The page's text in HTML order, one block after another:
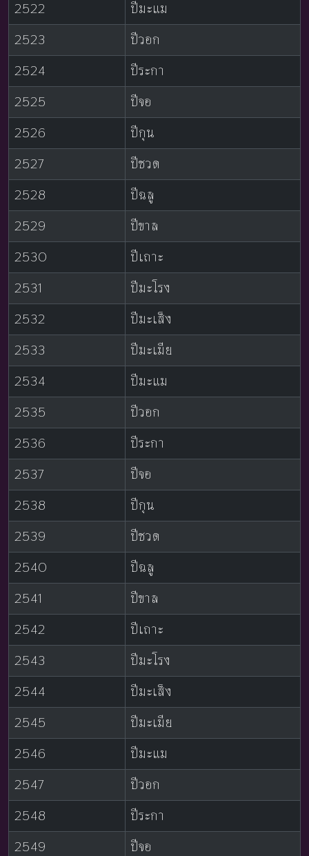
2522
ปีมะแม
2523
ปีวอก
2524
ปีระกา
2525
ปีจอ
2526
ปีกุน
2527
ปีชวด
2528
ปีฉลู
2529
ปีขาล
2530
ปีเถาะ
2531
ปีมะโรง
2532
ปีมะเส็ง
2533
ปีมะเมีย
2534
ปีมะแม
2535
ปีวอก
2536
ปีระกา
2537
ปีจอ
2538
ปีกุน
2539
ปีชวด
2540
ปีฉลู
2541
ปีขาล
2542
ปีเถาะ
2543
ปีมะโรง
2544
ปีมะเส็ง
2545
ปีมะเมีย
2546
ปีมะแม
2547
ปีวอก
2548
ปีระกา
2549
ปีจอ